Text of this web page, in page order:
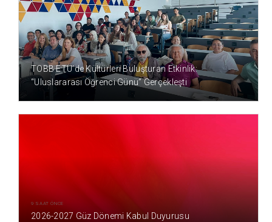
9 SAAT ÖNCE
TOBB ETÜ’de Kültürleri Buluşturan Etkinlik:
“Uluslararası Öğrenci Günü” Gerçekleşti
9 SAAT ÖNCE
2026-2027 Güz Dönemi Kabul Duyurusu